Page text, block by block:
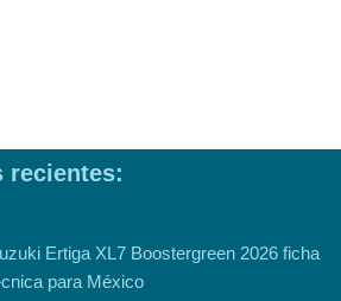
recientes:
Ertiga XL7 Boostergreen 2026 ficha
para México